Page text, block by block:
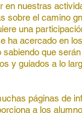
en nuestras
sobre el camino
una
ha acercado en
que
y guiados a lo
páginas de
a los